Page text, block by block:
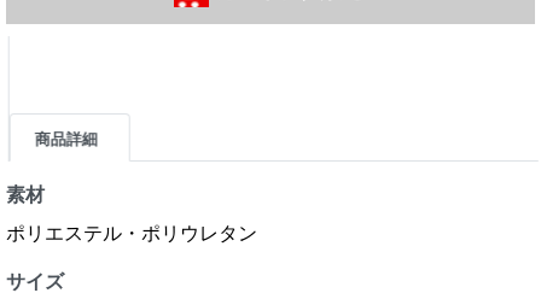
商品詳細
素材
ポリエステル・ポリウレタン
サイズ